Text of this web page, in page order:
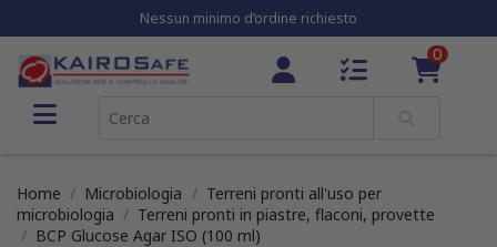
Nessun minimo d’ordine richiesto
0
Home Microbiologia
Terreni pronti all'uso per
microbiologia
Terreni pronti in piastre, flaconi, provette
BCP Glucose Agar ISO (100 ml)